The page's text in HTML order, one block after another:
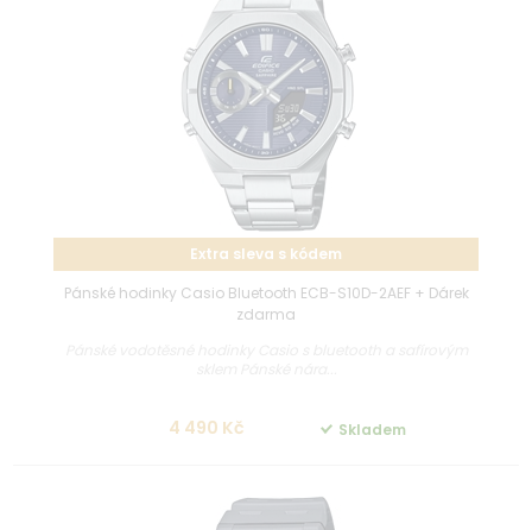
Extra sleva s kódem
Pánské hodinky Casio Bluetooth ECB-S10D-2AEF + Dárek
zdarma
4 490 Kč Skladem